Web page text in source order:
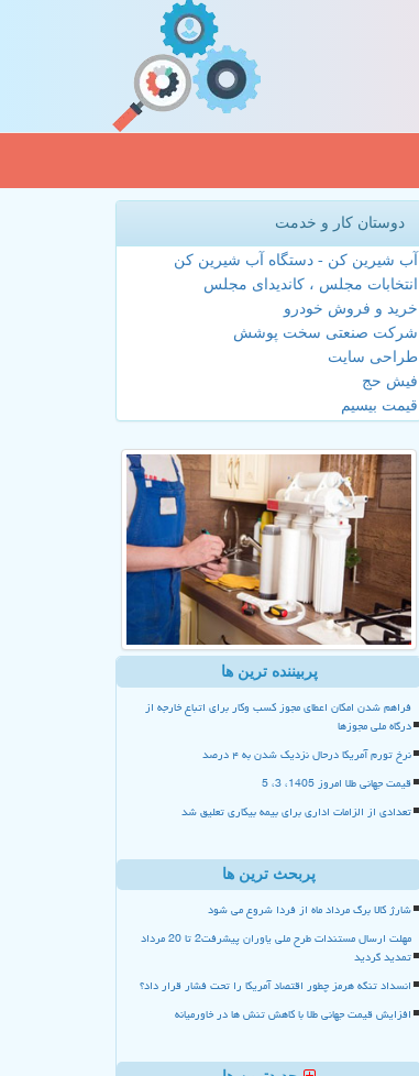
دوستان کار و خدمت
آب شیرین کن - دستگاه آب شیرین کن
انتخابات مجلس ، کاندیدای مجلس
خرید و فروش خودرو
شرکت صنعتی سخت پوشش
طراحی سایت
فیش حج
قیمت بیسیم
پربیننده ترین ها
فراهم شدن امکان اعطای مجوز کسب وکار برای اتباع خارجه از
درگاه ملی مجوزها
نرخ تورم آمریکا درحال نزدیک شدن به ۴ درصد
قیمت جهانی طلا امروز 1405، 3، 5
تعدادی از الزامات اداری برای بیمه بیکاری تعلیق شد
پربحث ترین ها
شارژ کالا برگ مرداد ماه از فردا شروع می شود
مهلت ارسال مستندات طرح ملی یاوران پیشرفت2 تا 20 مرداد
تمدید گردید
انسداد تنگه هرمز چطور اقتصاد آمریکا را تحت فشار قرار داد؟
افزایش قیمت جهانی طلا با کاهش تنش ها در خاورمیانه